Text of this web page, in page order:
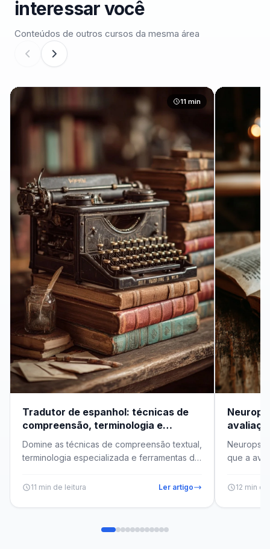
interessar você
Conteúdos de outros cursos da mesma área
11 min
Tradutor de espanhol: técnicas de
compreensão, terminologia e
mercado profissional
Domine as técnicas de compreensão textual,
terminologia especializada e ferramentas do
11 min de leitura Ler artigo
que a
12 min